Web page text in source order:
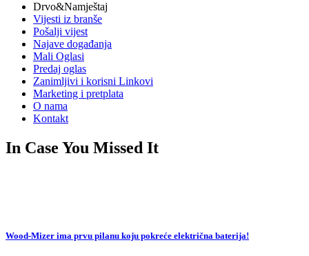
Drvo&Namještaj
Vijesti iz branše
Pošalji vijest
Najave događanja
Mali Oglasi
Predaj oglas
Zanimljivi i korisni Linkovi
Marketing i pretplata
O nama
Kontakt
In Case You Missed It
Wood-Mizer ima prvu pilanu koju pokreće električna baterija!